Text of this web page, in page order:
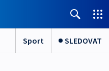
Sport SLEDOVAT